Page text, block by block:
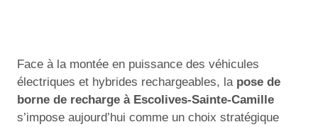
Face à la montée en puissance des véhicules
électriques et hybrides rechargeables, la pose de
borne de recharge à Escolives-Sainte-Camille
s’impose aujourd’hui comme un choix stratégique